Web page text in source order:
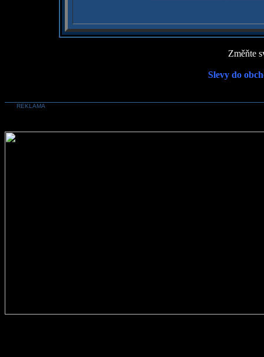
Změňte
Slevy do
REKLAMA